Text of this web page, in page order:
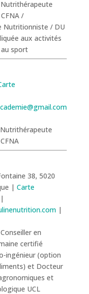
/
Nutritionniste / DU
aux activités
sport
38, 5020
| Carte
|
en
certifié
ingénieur (option
et Docteur
et
UCL